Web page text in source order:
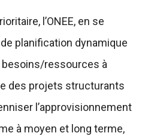
l’ONEE, en se
planification dynamique
ressources à
des projets structurants
l’approvisionnement
à moyen et long terme,